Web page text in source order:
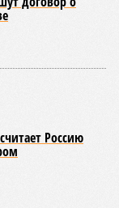
Россию